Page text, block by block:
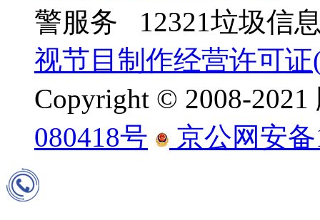
警服务 12321垃圾信
视节目制作经营许可证
Copyright © 2008-
080418号
京公网安备